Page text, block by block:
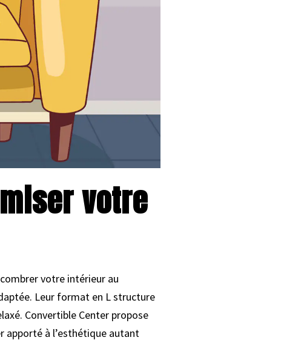
votre
votre intérieur au
Leur format en L structure
Convertible Center propose
apporté à l’esthétique autant